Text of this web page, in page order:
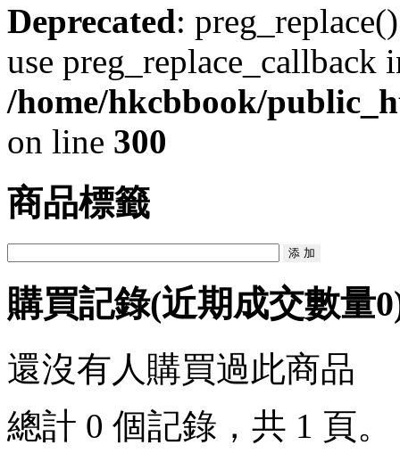
Deprecated:
use preg_replace_callback
/home/hkcbbook/
on line 300
商品標籤
購買記錄(近期成交數量0
還沒有人購買過此商品
總計 0 個記錄，共 1 頁。